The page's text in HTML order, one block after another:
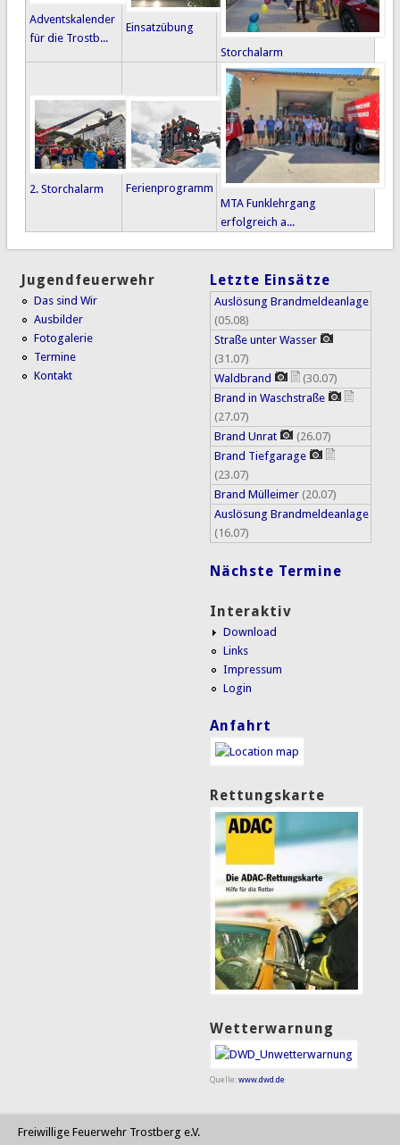
Adventskalender
für die Trostb...
Einsatzübung
Storchalarm
2. Storchalarm
Ferienprogramm
MTA Funklehrgang
erfolgreich a...
Jugendfeuerwehr
Das sind Wir
Ausbilder
Fotogalerie
Termine
Kontakt
Letzte Einsätze
Auslösung Brandmeldeanlage
(05.08)
Straße unter Wasser
(31.07)
Waldbrand
(30.07)
Brand in Waschstraße
(27.07)
Brand Unrat
(26.07)
Brand Tiefgarage
(23.07)
Brand Mülleimer (20.07)
Auslösung Brandmeldeanlage
(16.07)
Nächste Termine
Interaktiv
Download
Links
Impressum
Login
Anfahrt
Rettungskarte
Wetterwarnung
Quelle:www.dwd.de
Freiwillige Feuerwehr Trostberg e.V.